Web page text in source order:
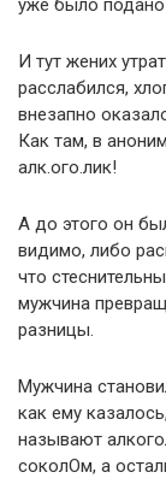
И тут жених
расслабился,
внезапно
Как там, в
алк.ого.лик!
А до этого он
видимо, либо
что
мужчина
разницы.
Мужчина
как ему
называют
соколОм, а